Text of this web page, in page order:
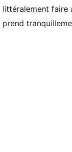
littéralement faire
prend